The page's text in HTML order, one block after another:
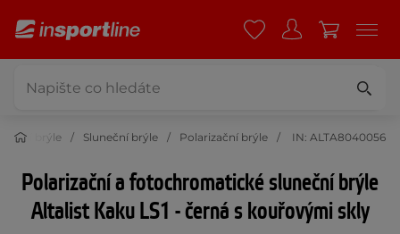
brýle Sluneční brýle Polarizační brýle IN: ALTA8040056
Polarizační a fotochromatické sluneční brýle
Altalist Kaku LS1 - černá s kouřovými skly